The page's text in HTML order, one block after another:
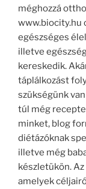
méghozzá
www.biocity.hu
egészséges
illetve
kereskedik.
táplálkozást
szükségünk
túl még
minket, blog
diétázóknak
illetve még
készletükön.
amelyek